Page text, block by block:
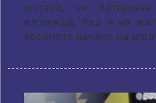
оплака, че
изглежда, Ред е на
веселото начало на